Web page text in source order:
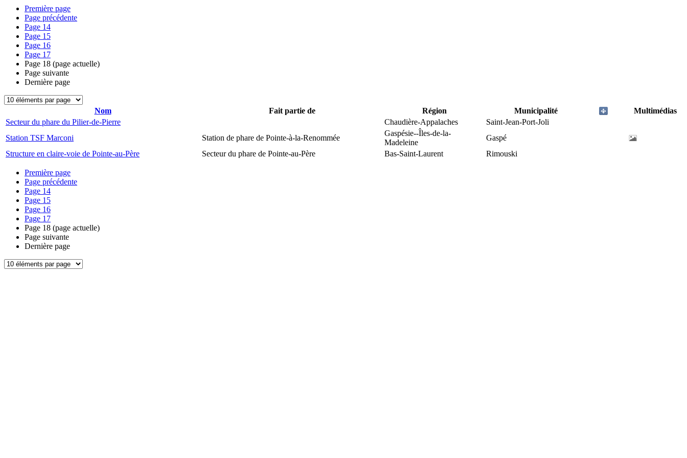
Première page
Page précédente
Page 14
Page 15
Page 16
Page 17
Page 18 (page actuelle)
Page suivante
Dernière page
Nom Fait partie de Région Municipalité
Multimédias
Secteur du phare du Pilier-de-Pierre
Chaudière-Appalaches
Saint-Jean-Port-Joli
Station TSF Marconi
Station de phare de Pointe-à-la-Renommée
Gaspésie--Îles-de-la-
Madeleine
Gaspé
Structure en claire-voie de Pointe-au-Père
Secteur du phare de Pointe-au-Père Bas-Saint-Laurent Rimouski
Première page
Page précédente
Page 14
Page 15
Page 16
Page 17
Page 18 (page actuelle)
Page suivante
Dernière page